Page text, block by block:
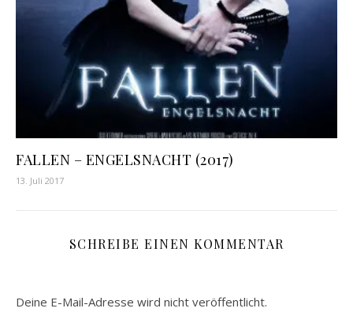
FALLEN – ENGELSNACHT (2017)
13. Juli 2017
SCHREIBE EINEN KOMMENTAR
Deine E-Mail-Adresse wird nicht veröffentlicht.